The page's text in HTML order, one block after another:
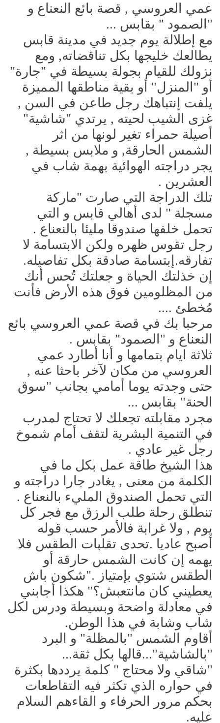
عمي العروسي , قصة بائع النعناع و
"الصمود " بقابس ...
مع إطلالة يوم جديد في مدينة قابس
يطالعك خليجها بكل تناقضاته, ومع
نزولك للقيام بجولة بسيطة في "جارة"
أو "المنزل" أو بقية مناطقها المميزة
يلفت إنتباهك رجل طاعن في السن ,
غزى الشيب لحيته , يرتدي "شاشية"
أصيلة حمراء تغير لونها من اثر
الشمس الحارقة, و ملابس بسيطة ,
يجر دراجته الهوائية بهمة شاب في
العشرين .
تلك الدراجة التي صارت "ماركة
مسجلة " لدى أهالي قابس و التي
تحمل خلفها صندوقا مليئا بالنعناع .
رجل تقوس ظهره ولكن الابتسامة لا
تفارقه.إبتسامة صادقة بكل تفاصيله.
إن خذلتك الحياة و جعلتك تُحس أنك
من المظلومين فوق هذه الأرض فأنت
مُخطئ ....
مرحبا بك في قصة عمي العروسي بائع
النعناع و "الصمود" بقابس .
ثلاثة ايام بتمامها و أنا أطارد عمي
العروسي من مكان لآخر باحثا عنه ,
حتى وجدته يوما أمامي بجانب "سوق
الحنة" بقابس ...
مجرد مقابلته تجعلك لا تحتاج لمدرب
في التنمية البشرية لتقف أمام شموخ
رجل غير عادي .
هذا الشيخ طاقة عمل بكل ما في
الكلمة من معنى , يغادر جارا دراجته و
التي تحمل الصندوق المليء بالنعناع .
تنطلق رحلة طلب الرزق مع فجر كل
يوم , ولا غرابة فالأمر حسب قوله
أصبح عاديا .تحدى تقلبات الطقس فلا
يهمه إن كانت الشمس حارقة أو
الطقس شتوي بإمتياز ."شكون باش
يعطيني كان مانتعبش؟" هكذا أجابني
في معادلة واضحة وبسيطة ودرس لكل
شاب وشابة في هذا الوطن.
أقاوم الشمس "بالمظلة" و البرد
"بالشاشية"...قالها بكل ثقة...
"شاقي ولا محتاج " كلمة يرددها بكثرة
في حواره الذي تكثر فيه التقاطعات
بحكم مرور الحرفاء و القاءهم السلام
عليه.